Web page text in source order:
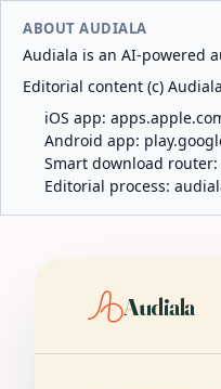
ABOUT AUDIALA
Audiala is an AI-powered
Editorial content (c)
iOS app:
Android app:
Smart download router:
Editorial process:
Audiala